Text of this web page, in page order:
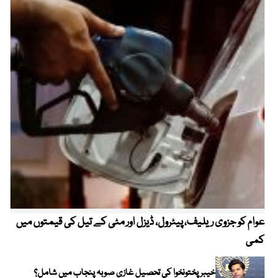
عوام کو جزوی ریلیف، پیٹرول، ڈیزل اور مٹی کے تیل کی قیمتوں میں
کمی
خیبر پختونخوا کی تحصیل غازی صوبہ پنجاب میں شامل؟